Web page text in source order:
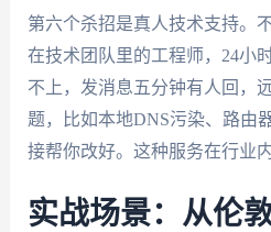
第六个杀招是真人技术支持。
在技术团队里的工程师，24小
不上，发消息五分钟有人回，
题，比如本地DNS污染、路由
接帮你改好。这种服务在行业
实战场景：从伦